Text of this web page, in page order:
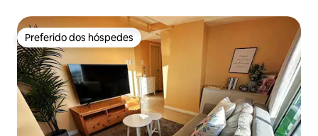
Preferido dos hóspedes
Preferido dos hóspedes